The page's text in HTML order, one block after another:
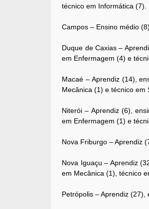
técnico em Informática (7).
Campos – Ensino médio (8).
Duque de Caxias –
em Enfermagem (4) e
Macaé – Aprendiz (14),
Mecânica (1) e técnico em
Niterói – Aprendiz (6),
em Enfermagem (1) e
Nova Friburgo – Aprendiz
Nova Iguaçu – Aprendiz
em Mecânica (1), técnico
Petrópolis – Aprendiz (27),